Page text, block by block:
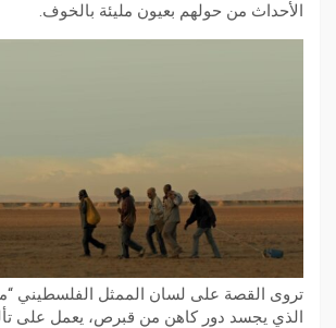
الأحداث من حولهم بعيون مليئة بالخوف.
تروى القصة على لسان الممثل الفلسطيني
الذي يجسد دور كاهن من قبرص، يعمل على